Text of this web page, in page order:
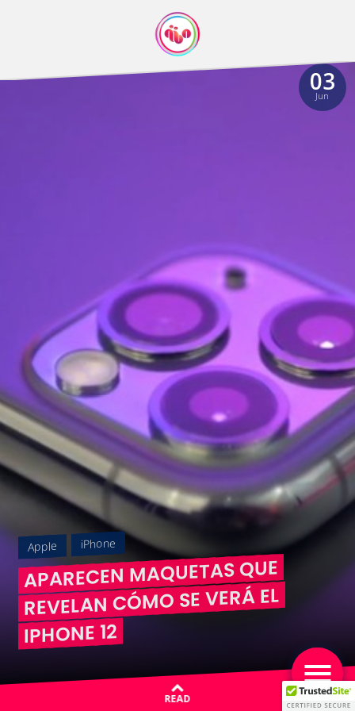
03
Jun
Apple iPhone
APARECEN MAQUETAS QUE
REVELAN CÓMO SE VERÁ EL
IPHONE 12
READ